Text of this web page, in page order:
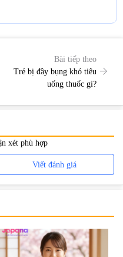
Bài tiếp theo
Trẻ bị đầy bụng khó tiêu
uống thuốc gì?
xét phù hợp
Viết đánh giá